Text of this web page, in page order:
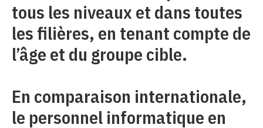
tous les niveaux et dans toutes
les filières, en tenant compte de
l’âge et du groupe cible.
En comparaison internationale,
le personnel informatique en